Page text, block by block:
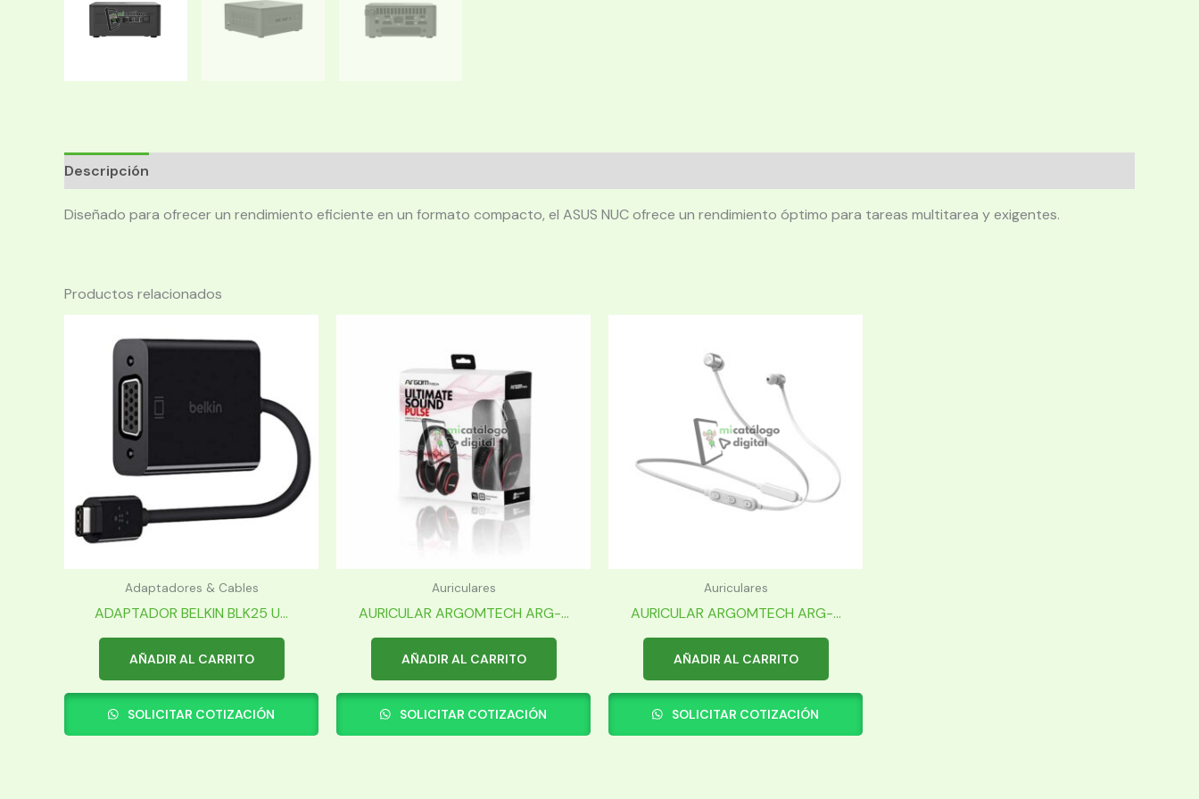
Descripción
Diseñado para ofrecer un rendimiento eficiente en un formato compacto, el ASUS NUC ofrece un rendimiento óptimo para tareas multitarea y exigentes.
Productos relacionados
Adaptadores & Cables
ADAPTADOR BELKIN BLK25 U...
AÑADIR AL CARRITO
SOLICITAR COTIZACIÓN
Auriculares
AURICULAR ARGOMTECH ARG-...
AÑADIR AL CARRITO
SOLICITAR COTIZACIÓN
Auriculares
AURICULAR ARGOMTECH ARG-...
AÑADIR AL CARRITO
SOLICITAR COTIZACIÓN